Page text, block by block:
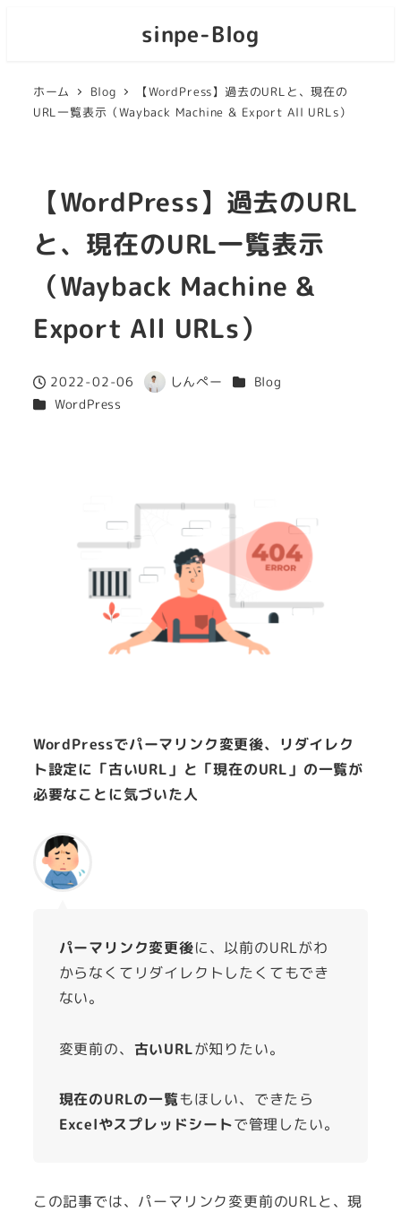
sinpe-Blog
ホーム Blog
【WordPress】過去のURLと、現在の
URL一覧表示（Wayback Machine & Export All URLs）
【WordPress】過去のURL
と、現在のURL一覧表示
（Wayback Machine &
Export All URLs）
投稿日
2022-02-06
著
しんぺー カテゴリー
Blog
カテゴリー
WordPress
WordPressでパーマリンク変更後、リダイレク
ト設定に「古いURL」と「現在のURL」の一覧が
必要なことに気づいた人
パーマリンク変更後に、以前のURLがわ
からなくてリダイレクトしたくてもでき
ない。
変更前の、 古いURLが知りたい。
現在のURLの一覧もほしい、できたら
Excelやスプレッドシートで管理したい。
この記事では、パーマリンク変更前のURLと、現